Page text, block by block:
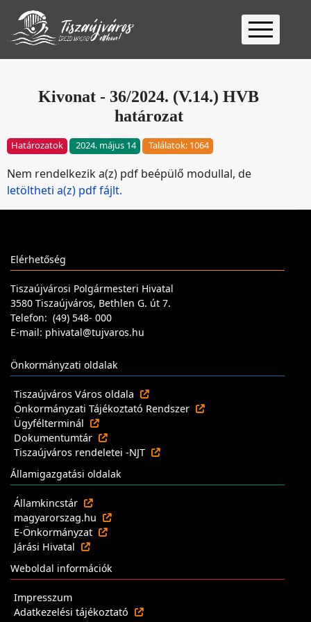
Kezdőlap
Ügyfélfogadás
Kivonat - 36/2024. (V.14.) HVB
határozat
Határozatok 2024. május 14 Találatok: 1064
Nem rendelkezik a(z) pdf beépülő modullal, de
letöltheti a(z) pdf fájlt.
Elérhetőség
Tiszaújvárosi Polgármesteri Hivatal
3580 Tiszaújváros, Bethlen G. út 7.
Telefon: (49) 548- 000
E-mail: phivatal@tujvaros.hu
Önkormányzati oldalak
Tiszaújváros Város oldala
Önkormányzati Tájékoztató Rendszer
Ügyfélterminál
Dokumentumtár
Tiszaújváros rendeletei -NJT
Államigazgatási oldalak
Államkincstár
magyarorszag.hu
E-Önkormányzat
Járási Hivatal
Weboldal információk
Impresszum
Adatkezelési tájékoztató